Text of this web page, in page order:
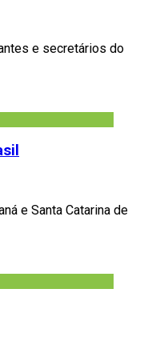
e secretários do
e Santa Catarina de